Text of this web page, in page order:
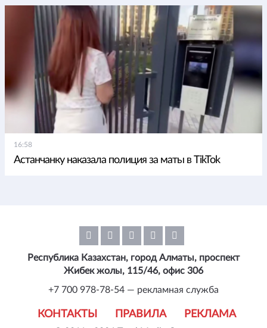
16:58
Астанчанку наказала полиция за маты в TikTok
КОНТАКТЫ ПРАВИЛА РЕКЛАМА
Республика Казахстан, город Алматы, проспект
Жибек жолы, 115/46, офис 306
+7 700 978-78-54 — рекламная служба